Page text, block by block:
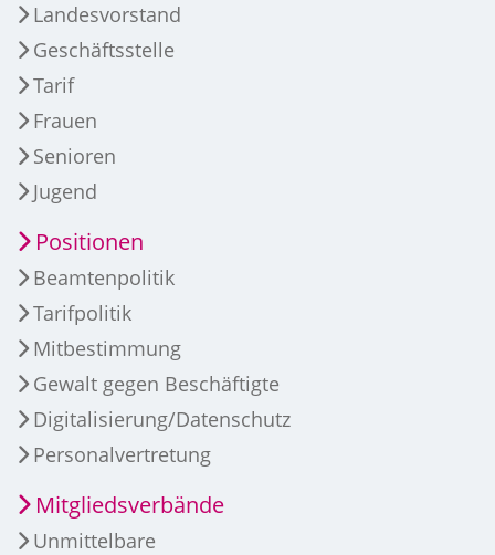
Landesvorstand
Geschäftsstelle
Tarif
Frauen
Senioren
Jugend
Positionen
Beamtenpolitik
Tarifpolitik
Mitbestimmung
Gewalt gegen Beschäftigte
Digitalisierung/Datenschutz
Personalvertretung
Mitgliedsverbände
Unmittelbare